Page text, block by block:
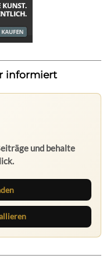
informiert
und behalte